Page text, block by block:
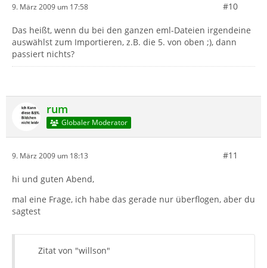
9. März 2009 um 17:58 #10
Das heißt, wenn du bei den ganzen eml-Dateien irgendeine
auswählst zum Importieren, z.B. die 5. von oben ;), dann
passiert nichts?
rum
Globaler Moderator
9. März 2009 um 18:13 #11
hi und guten Abend,
mal eine Frage, ich habe das gerade nur überflogen, aber du
sagtest
Zitat von "willson"